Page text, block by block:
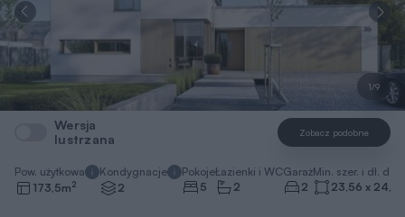
1/9
Wersja
lustrzana
Zobacz podobne
Pow. użytkowa
173,5m2
Kondygnacje
2
Pokoje
5
Łazienki i WC
2
Garaż
2
Min. szer. i dł.
23,56 x